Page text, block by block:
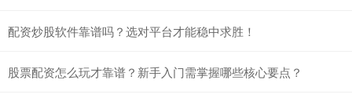
配资炒股软件靠谱吗？选对平台才能稳中求胜！
股票配资怎么玩才靠谱？新手入门需掌握哪些核心要点？